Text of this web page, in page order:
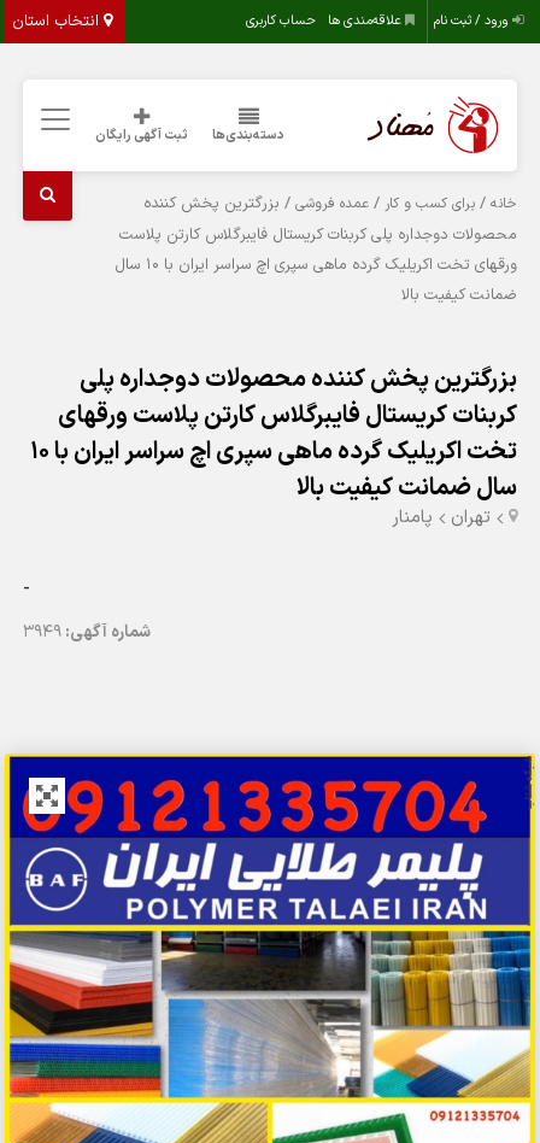
انتخاب استان ورود / ثبت نام علاقه‌مندی ها حساب کاربری
دسته‌بندی‌ها ثبت آگهی رایگان
خانه /برای کسب و کار /عمده فروشی / بزرگترین پخش کننده
محصولات دوجداره پلی کربنات کریستال فایبرگلاس کارتن پلاست
ورقهای تخت اکریلیک گرده ماهی سپری اچ سراسر ایران با 10 سال
ضمانت کیفیت بالا
بزرگترین پخش کننده محصولات دوجداره پلی
کربنات کریستال فایبرگلاس کارتن پلاست ورقهای
تخت اکریلیک گرده ماهی سپری اچ سراسر ایران با 10
سال ضمانت کیفیت بالا
تهران پامنار
-
شماره آگهی:3949